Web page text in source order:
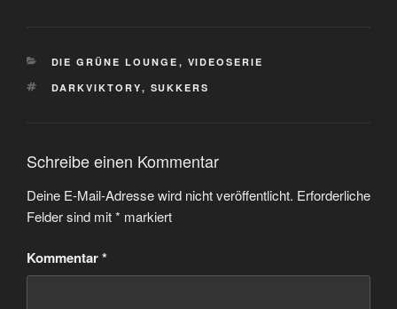
KATEGORIEN
DIE GRÜNE LOUNGE , VIDEOSERIE
SCHLAGWÖRTER
DARKVIKTORY, SUKKERS
Schreibe einen Kommentar
Deine E-Mail-Adresse wird nicht veröffentlicht. Erforderliche
Felder sind mit* markiert
Kommentar*